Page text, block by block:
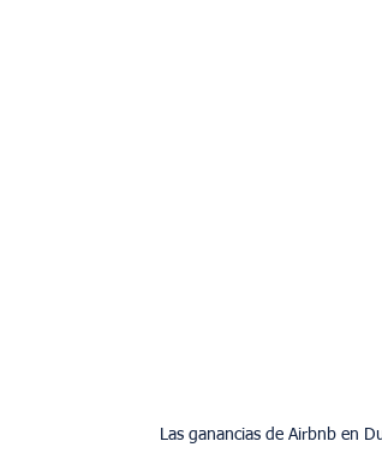
Las ganancias de Airbnb en